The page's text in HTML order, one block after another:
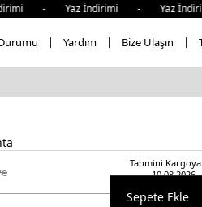
Yaz İndirimi - Yaz
Yardım Bize Ulaşın
Tahmini
10.08.2026
Sepete Ekle